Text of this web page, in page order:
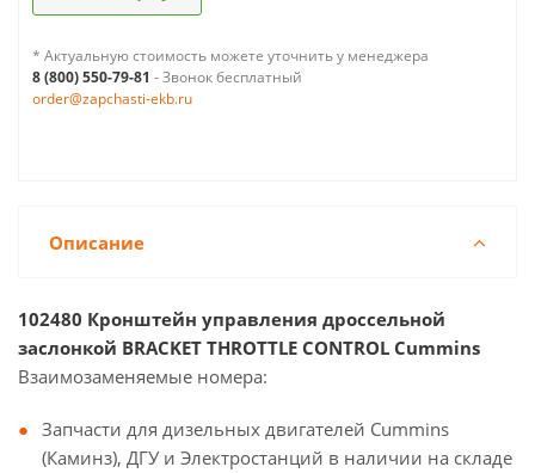
* Актуальную стоимость можете уточнить у менеджера
8 (800) 550-79-81 - Звонок бесплатный
order@zapchasti-ekb.ru
Описание
102480 Кронштейн управления дроссельной
заслонкой BRACKET THROTTLE CONTROL Cummins
Взаимозаменяемые номера:
Запчасти для дизельных двигателей Cummins
(Каминз), ДГУ и Электростанций в наличии на складе